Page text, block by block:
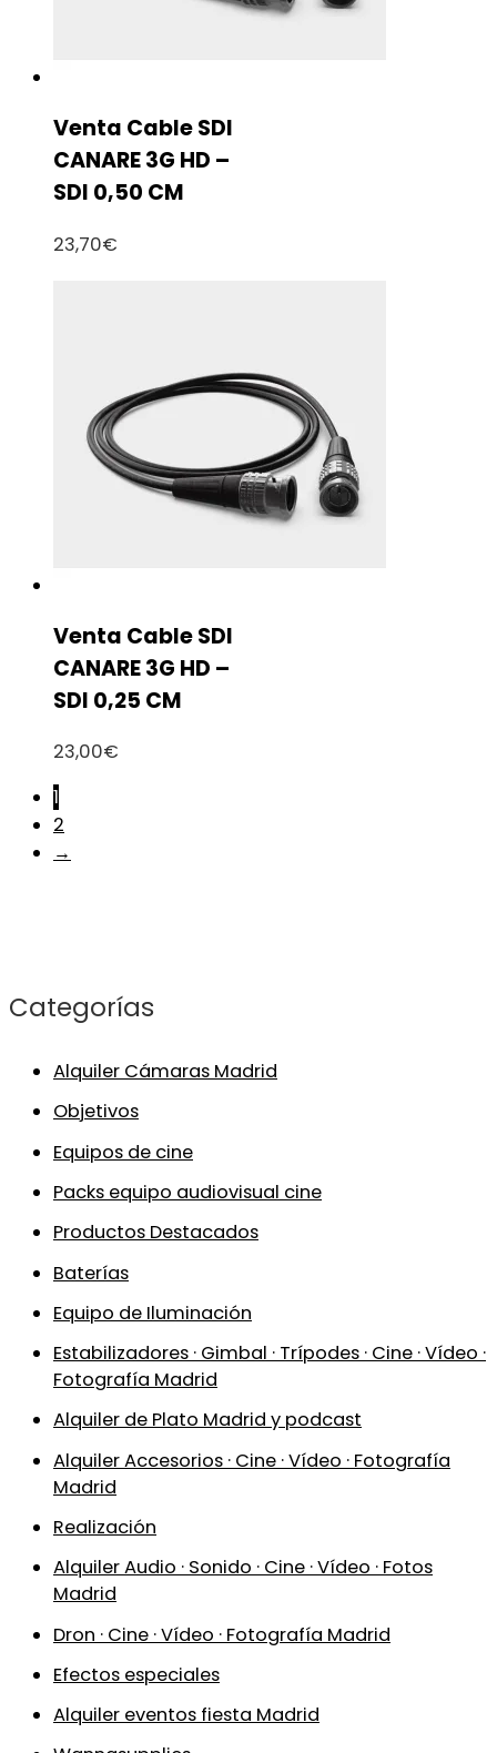
Categorías
Alquiler Cámaras Madrid
Objetivos
Equipos de cine
Packs equipo audiovisual cine
Productos Destacados
Baterías
Equipo de Iluminación
Estabilizadores · Gimbal · Trípodes · Cine · Vídeo ·
Fotografía Madrid
Alquiler de Plato Madrid y podcast
Alquiler Accesorios · Cine · Vídeo · Fotografía
Madrid
Realización
Alquiler Audio · Sonido · Cine · Vídeo · Fotos
Madrid
Dron · Cine · Vídeo · Fotografía Madrid
Efectos especiales
Alquiler eventos fiesta Madrid
Venta Cable SDI
CANARE 3G HD –
SDI 0,50 CM
23,70€
Venta Cable SDI
CANARE 3G HD –
SDI 0,25 CM
23,00€
1
2
→